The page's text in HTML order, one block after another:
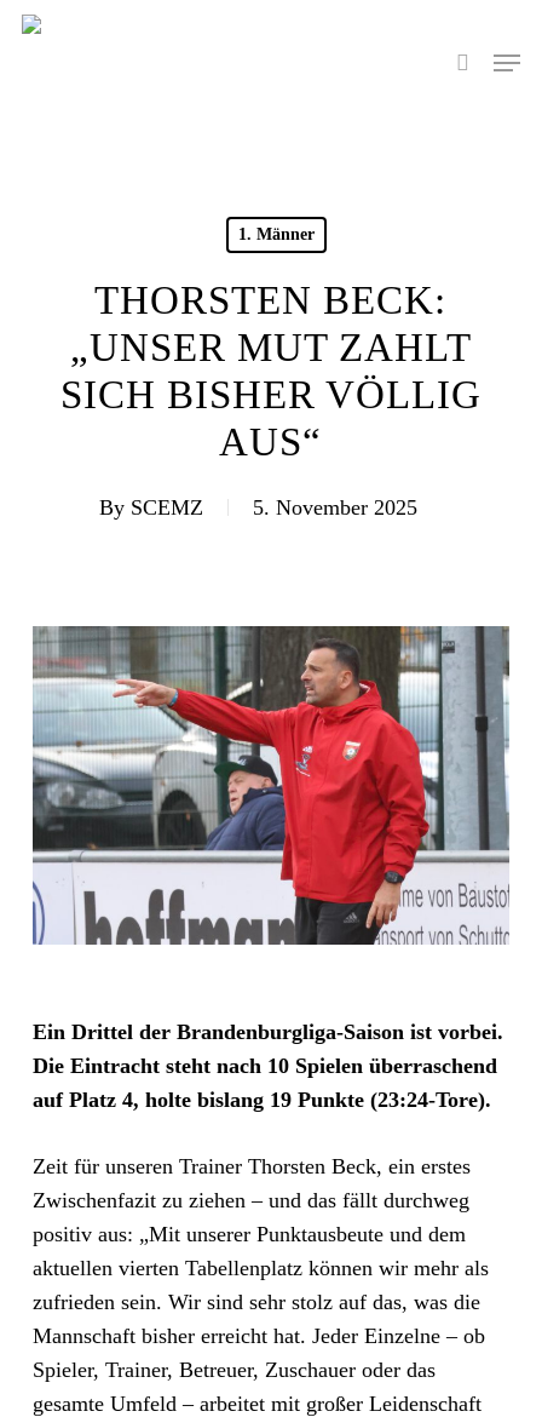
Skip
search
Menu
1. Männer
THORSTEN BECK:
„UNSER MUT ZAHLT
SICH BISHER VÖLLIG
AUS“
By SCEMZ 5. November 2025
Ein Drittel der Brandenburgliga-Saison ist vorbei.
Die Eintracht steht nach 10 Spielen überraschend
auf Platz 4, holte bislang 19 Punkte (23:24-Tore).
Zeit für unseren Trainer Thorsten Beck, ein erstes
Zwischenfazit zu ziehen – und das fällt durchweg
positiv aus: „Mit unserer Punktausbeute und dem
aktuellen vierten Tabellenplatz können wir mehr als
zufrieden sein. Wir sind sehr stolz auf das, was die
Mannschaft bisher erreicht hat. Jeder Einzelne – ob
Spieler, Trainer, Betreuer, Zuschauer oder das
gesamte Umfeld – arbeitet mit großer Leidenschaft